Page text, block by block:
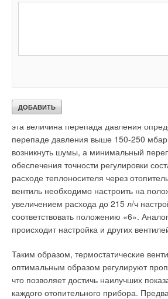
теплоносителя через радиатор. Так,
серии «AV6» перепад давления
эта величина перепада давления
перепаде давления выше 150-250 мбар
возникнуть шумы, а минимальный
обеспечения точности регулировки
расходе теплоносителя через
вентиль необходимо настроить на
увеличением расхода до 215 л/ч
соответствовать положению «6».
происходит настройка и других
Таким образом, термостатические
оптимальным образом регулируют
что позволяет достичь наилучших
каждого отопительного прибора.
фильтрующего материала). Наш
Читайте по теме:
→
История создания настенных
котлов
ЖУРНАЛ СОК ЯНВАРЬ 2021
→
История создания настенных
и природный газ
ЖУРНАЛ СОК ОКТЯБРЬ 2020
→
Исследование теплотехнических
низкотемпературных инфракрасных
→
отопительными газовыми котлами
ЖУРНАЛ СОК АВГУСТ 2019
ЖУРНАЛ СОК АПРЕЛЬ 2019